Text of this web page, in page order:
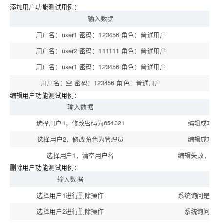
添加用户功能测试用例：
输入数据
用户名：user1 密码：123456 角色：普通用户
用户名：user2 密码：111111 角色：普通用户
用户名：user1 密码：123456 角色：普通用户
用户名：空 密码：123456 角色：普通用户
编辑用户功能测试用例：
输入数据
选择用户1，修改密码为654321
编辑成功
选择用户2，修改角色为管理员
编辑成功
选择用户1，清空用户名
编辑失败，提
删除用户功能测试用例：
输入数据
选择用户1进行删除操作
系统询问是
选择用户2进行删除操作
系统询问是